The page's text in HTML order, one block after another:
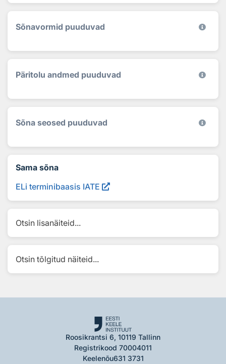
Sõnavormid puuduvad
Päritolu andmed puuduvad
Sõna seosed puuduvad
Sama sõna
ELi terminibaasis IATE
Otsin lisanäiteid...
Otsin tõlgitud näiteid...
Roosikrantsi 6, 10119 Tallinn
Registrikood 70004011
Keelenõu631 3731